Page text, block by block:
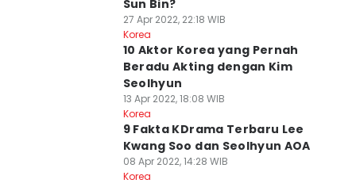
Sun Bin?
27 Apr 2022, 22:18 WIB
Korea
10 Aktor Korea yang Pernah
Beradu Akting dengan Kim
Seolhyun
13 Apr 2022, 18:08 WIB
Korea
9 Fakta KDrama Terbaru Lee
Kwang Soo dan Seolhyun AOA
08 Apr 2022, 14:28 WIB
Korea